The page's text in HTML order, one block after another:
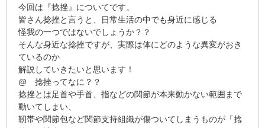
今回は『捻挫 』についてです。
皆さん捻挫と言うと、日常生活の中でも身近に感じる
怪我の一つではないでしょうか？？
そんな身近な捻挫ですが、実際は体にどのような異変がおき
ているのか
解説していきたいと思います！
@
捻挫ってなに？？
捻挫とは足首や手首、指などの関節が本来動かない範囲まで
動いてしまい、
靭帯や関節包など関節支持組織が傷ついてしまうものが「捻